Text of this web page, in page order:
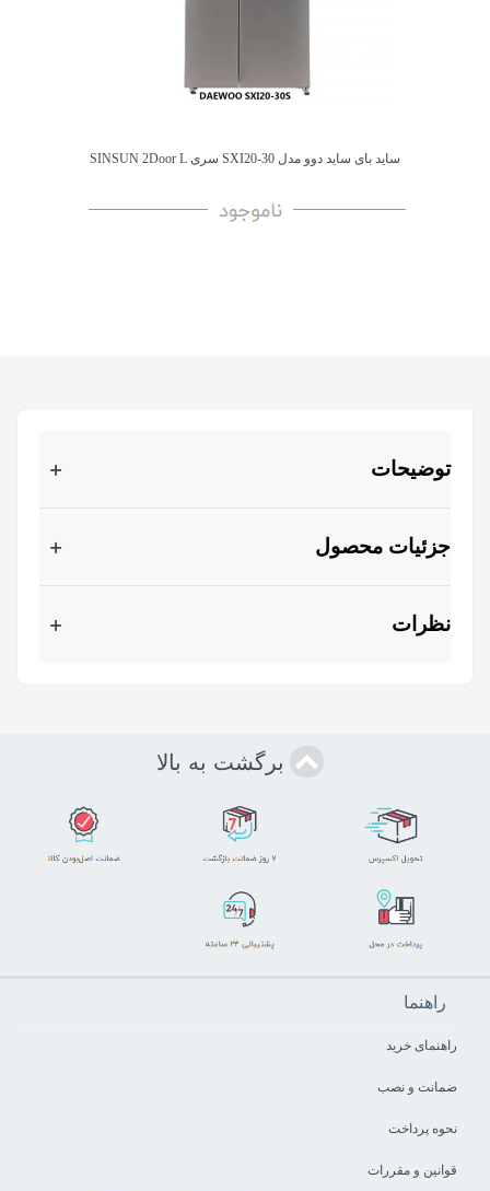
ساید بای ساید دوو مدل SXI20-30 سری SINSUN 2Door L
توضیحات
جزئیات محصول
نظرات
برگشت به بالا
راهنما
راهنمای خرید
ضمانت و نصب
نحوه پرداخت
قوانین و مقررات